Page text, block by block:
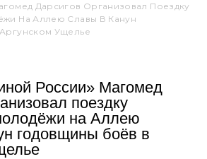
Дарсигов Организовал Поездку
На Аллею Славы В Канун
Ущелье
России» Магомед
поездку
на Аллею
годовщины боёв в